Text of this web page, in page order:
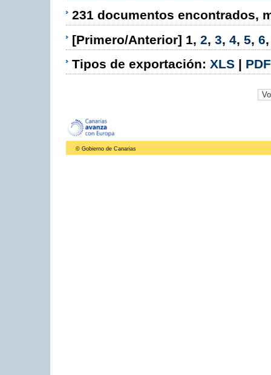
231 documentos encontrados,
[Primero/Anterior] 1, 2, 3, 4, 5, 6
Tipos de exportación: XLS | PDF
© Gobierno de Canarias